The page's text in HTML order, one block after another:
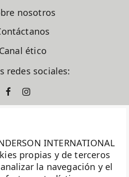
INTERNATIONAL
propias y de terceros
la navegación y el
nosotros
Canal ético
redes sociales:
España - Hospiten es